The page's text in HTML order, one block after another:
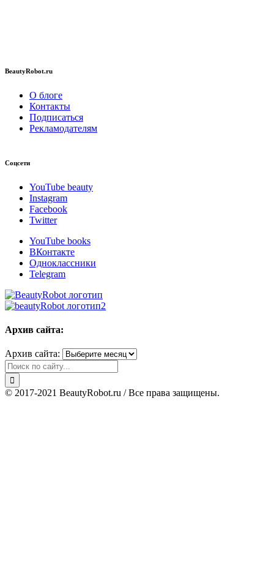
BeautyRobot.ru
О блоге
Контакты
Подписаться
Рекламодателям
Соцсети
YouTube beauty
Instagram
Facebook
Twitter
YouTube books
ВКонтакте
Одноклассники
Telegram
Архив сайта:
Архив сайта:
© 2017-2021 BeautyRobot.ru / Все права защищены.